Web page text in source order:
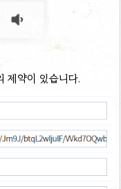
제약이 있습니다.